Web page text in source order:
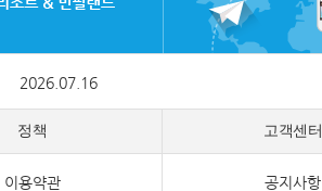
2026.07.16
정책
이용약관
고객센터
공지사항